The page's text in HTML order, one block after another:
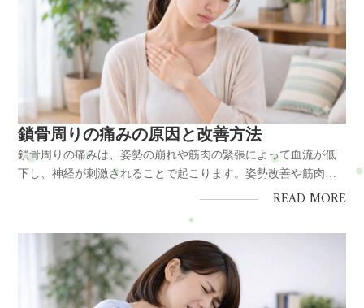
鎖骨周りの痛みの原因と改善方法
鎖骨周りの痛みは、姿勢の崩れや筋肉の緊張によって血流が低
下し、神経が刺激されることで起こります。姿勢改善や筋肉の
調整により改善が期待できます。結論鎖骨周りの痛みは筋肉の
下対策・姿勢改善...
READ MORE